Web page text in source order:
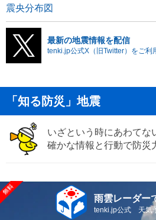
震央分布図
最新の地震情報を配信
tenki.jp公式X（旧Twitter）をご利
「知る防災」地震
いざという時にあわてな
確かな情報と行動で防災
雨雲レーダー
tenki.jp公式 天気